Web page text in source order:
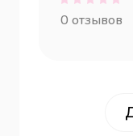
0 отзывов